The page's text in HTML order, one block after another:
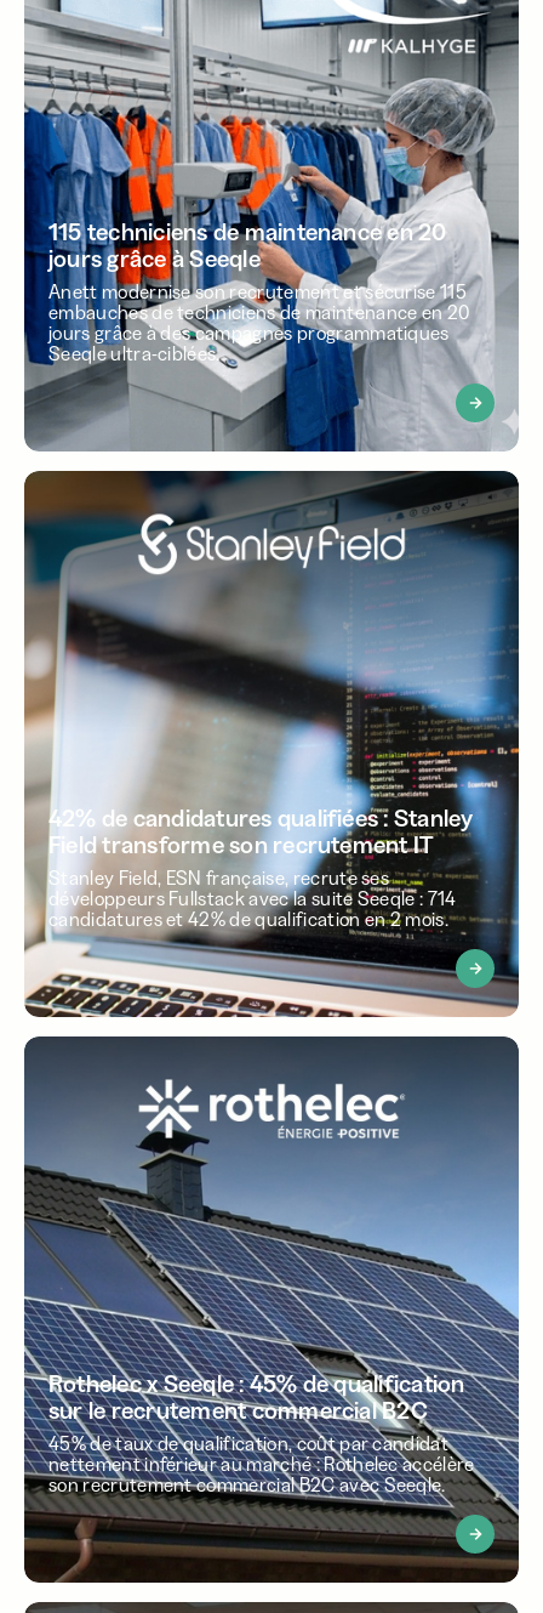
115 techniciens de maintenance en 20
jours grâce à Seeqle
Anett modernise son recrutement et sécurise 115
embauches de techniciens de maintenance en 20
jours grâce à des campagnes programmatiques
Seeqle ultra-ciblées.
42% de candidatures qualifiées : Stanley
Field transforme son recrutement IT
Stanley Field, ESN française, recrute ses
développeurs Fullstack avec la suite Seeqle : 714
candidatures et 42% de qualification en 2 mois.
Rothelec x Seeqle : 45% de qualification
sur le recrutement commercial B2C
45% de taux de qualification, coût par candidat
nettement inférieur au marché : Rothelec accélère
son recrutement commercial B2C avec Seeqle.